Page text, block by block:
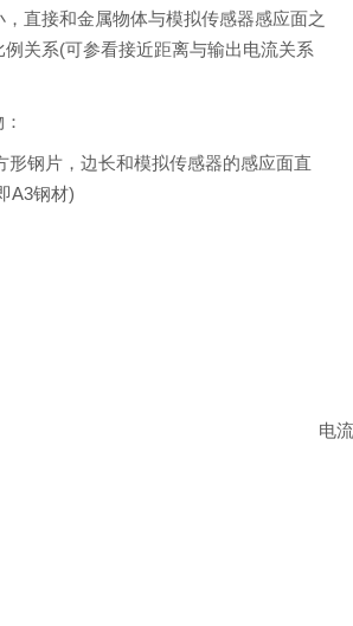
直接和金属物体与模拟传感器感应面之
例关系(可参看接近距离与输出电流关系
钢片，边长和模拟传感器的感应面直
A3钢材)
电